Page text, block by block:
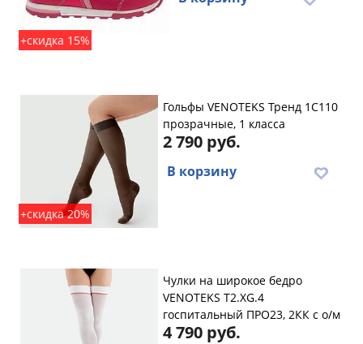
+скидка 15%
+скидка 20%
Гольфы VENOTEKS Тренд 1C110
прозрачные, 1 класса
2 790 руб.
В корзину
Чулки на широкое бедро
VENOTEKS T2.XG.4
госпитальный ПРО23, 2КК с о/м
4 790 руб.